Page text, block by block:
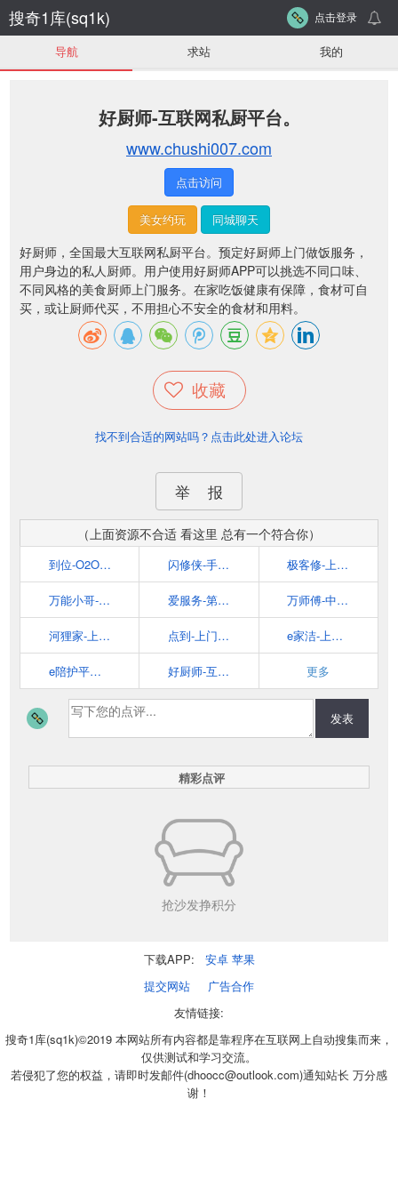
搜奇1库(sq1k) 点击登录
导航 求站 我的
好厨师-互联网私厨平台。
www.chushi007.com
点击访问
美女约玩 同城聊天
好厨师，全国最大互联网私厨平台。预定好厨师上门做饭服务，
用户身边的私人厨师。用户使用好厨师APP可以挑选不同口味、
不同风格的美食厨师上门服务。在家吃饭健康有保障，食材可自
买，或让厨师代买，不用担心不安全的食材和用料。
收藏
找不到合适的网站吗？点击此处进入论坛
举 报
（上面资源不合适 看这里 总有一个符合你）
到位-O2O上门服务平台 闪修侠-手机上门维修平台 极客修-上门手机维修平台
万能小哥-互联网维修上门服务开创者 爱服务-第三方家电服务交易平台 万师傅-中国领先的家居服务平台
河狸家-上门美容服务 点到-上门按摩服务平台 e家洁-上门家庭服务
e陪护平台-专业健康护理的O2O服务 好厨师-互联网私厨平台。 更多
发表
精彩点评
抢沙发挣积分
下载APP: 安卓 苹果
提交网站
广告合作
友情链接:
搜奇1库(sq1k)©2019 本网站所有内容都是靠程序在互联网上自动搜集而来，
仅供测试和学习交流。
若侵犯了您的权益，请即时发邮件(dhoocc@outlook.com)通知站长 万分感
谢！